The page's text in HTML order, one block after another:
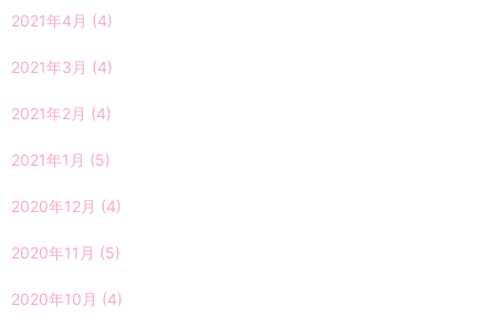
2021年4月 (4)
2021年3月 (4)
2021年2月 (4)
2021年1月 (5)
2020年12月 (4)
2020年11月 (5)
2020年10月 (4)